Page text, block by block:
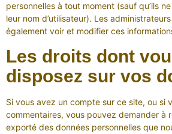
personnelles à tout moment (sauf qu’ils
leur nom d’utilisateur). Les
également voir et modifier ces
Les droits dont
disposez sur vos
Si vous avez un compte sur ce site, ou si
commentaires, vous pouvez demander à
exporté des données personnelles que